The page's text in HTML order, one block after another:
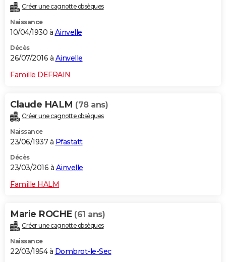
Créer une cagnotte obsèques
Naissance
10/04/1930 à Ainvelle
Décès
26/07/2016 à Ainvelle
Famille DEFRAIN
Claude HALM (78 ans)
Créer une cagnotte obsèques
Naissance
23/06/1937 à Pfastatt
Décès
23/03/2016 à Ainvelle
Famille HALM
Marie ROCHE (61 ans)
Créer une cagnotte obsèques
Naissance
22/03/1954 à Dombrot-le-Sec